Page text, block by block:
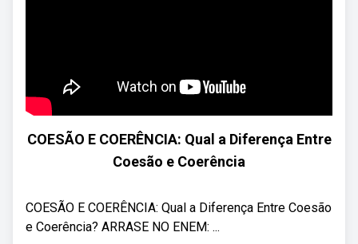
COESÃO E COERÊNCIA: Qual a Diferença Entre
Coesão e Coerência
COESÃO E COERÊNCIA: Qual a Diferença Entre Coesão
e Coerência? ARRASE NO ENEM: ...